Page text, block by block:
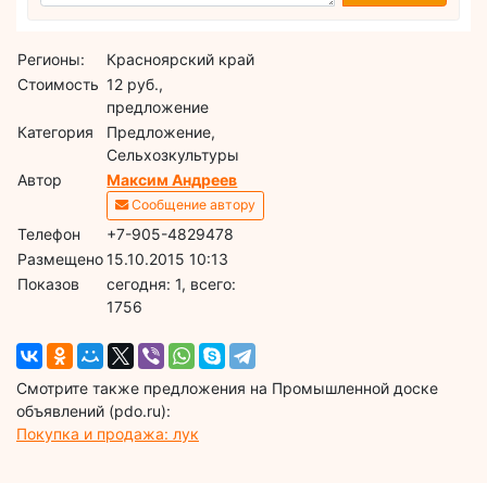
Регионы:
Красноярский край
Стоимость 12 руб.,
предложение
Категория
Предложение,
Сельхозкультуры
Автор
Максим Андреев
Сообщение автору
Телефон
+7-905-4829478
Размещено15.10.2015 10:13
Показов
cегодня: 1, всего:
1756
Смотрите также предложения на Промышленной доске
объявлений (pdo.ru):
Покупка и продажа: лук